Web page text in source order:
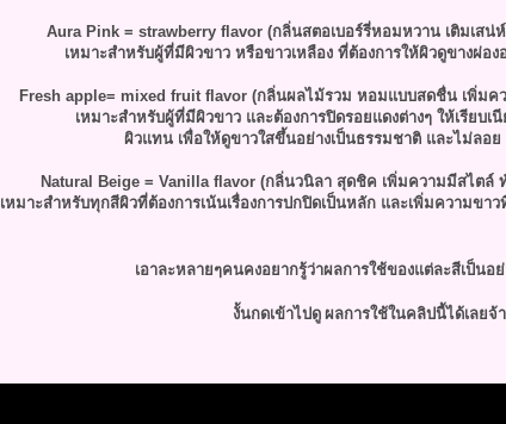
Aura Pink = strawberry flavor (กลิ่นสตอเบอร์รี่หอมหวาน เติมเส
เหมาะสำหรับผู้ที่มีผิวขาว หรือขาวเหลือง ที่ต้องการให้ผิวดูขางผ่อง
Fresh apple= mixed fruit flavor (กลิ่นผลไม้รวม หอมแบบสดชื่น เพิ่มคว
เหมาะสำหรับผู้ที่มีผิวขาว และต้องการปิดรอยแดงต่างๆ ให้เรียบ
ผิวแทน เพื่อให้ดูขาวใสขึ้นอย่างเป็นธรรมชาติ และไม่ลอย
Natural Beige = Vanilla flavor (กลิ่นวนิลา สุดชิค เพิ่มความมีสไตล์
เหมาะสำหรับทุกสีผิวที่ต้องการเน้นเรื่องการปกปิดเป็นหลัก และเพิ่มความขาว
เอาละหลายๆคนคงอยากรู้ว่าผลการใช้ของแต่ละสีเป็นอ
งั้นกดเข้าไปดู ผลการใช้ในคลิปนี้ได้เลยจ้